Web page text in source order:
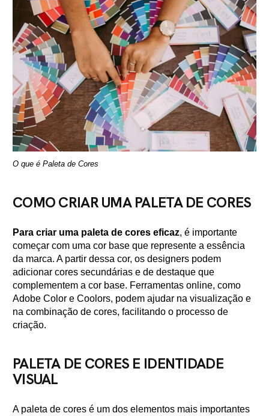
O que é Paleta de Cores
COMO CRIAR UMA PALETA DE CORES
Para criar uma paleta de cores eficaz, é importante
começar com uma cor base que represente a essência
da marca. A partir dessa cor, os designers podem
adicionar cores secundárias e de destaque que
complementem a cor base. Ferramentas online, como
Adobe Color e Coolors, podem ajudar na visualização e
na combinação de cores, facilitando o processo de
criação.
PALETA DE CORES E IDENTIDADE
VISUAL
A paleta de cores é um dos elementos mais importantes